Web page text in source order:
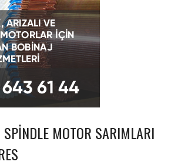
SPINDLE MOTOR SARIMLARI